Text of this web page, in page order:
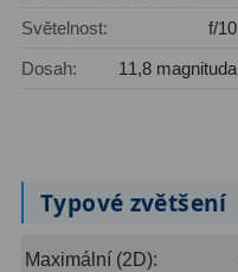
Sekundární zrcadla6
Pozorovací dalekohledy50
Kompaktní3
Světelnost:
f/10
Dosah:
11,8 magnituda
Typové zvětšení
Maximální (2D):